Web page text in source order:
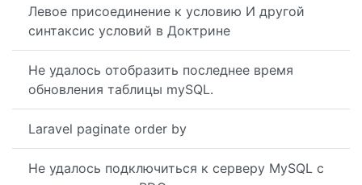
Левое присоединение к условию И другой
синтаксис условий в Доктрине
Не удалось отобразить последнее время
обновления таблицы mySQL.
Laravel paginate order by
Не удалось подключиться к серверу MySQL с